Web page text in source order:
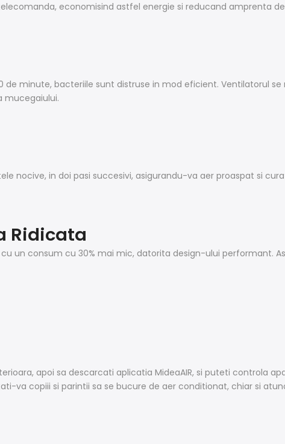
economisind astfel energie si reducand amprenta
de minute, bacteriile sunt distruse in mod eficient. Ventilatorul
mucegaiului.
nocive, in doi pasi succesivi, asigurandu-va aer proaspat si
Ridicata
un consum cu 30% mai mic, datorita design-ului performant.
apoi sa descarcati aplicatia MideaAIR, si puteti controla
va copiii si parintii sa se bucure de aer conditionat, chiar si